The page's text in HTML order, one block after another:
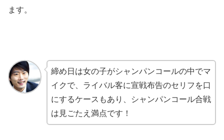
ます。
締め日は女の子がシャンパンコールの中でマ
イクで、ライバル客に宣戦布告のセリフを口
にするケースもあり、シャンパンコール合戦
は見ごたえ満点です！